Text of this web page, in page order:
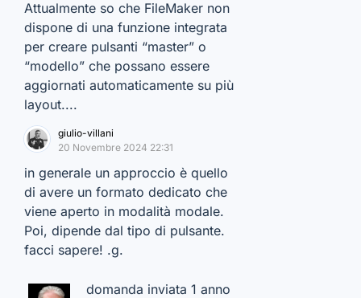
Attualmente so che FileMaker non
dispone di una funzione integrata
per creare pulsanti “master” o
“modello” che possano essere
aggiornati automaticamente su più
layout....
giulio-villani
20 Novembre 2024 22:31
in generale un approccio è quello
di avere un formato dedicato che
viene aperto in modalità modale.
Poi, dipende dal tipo di pulsante.
facci sapere! .g.
domanda inviata 1 anno